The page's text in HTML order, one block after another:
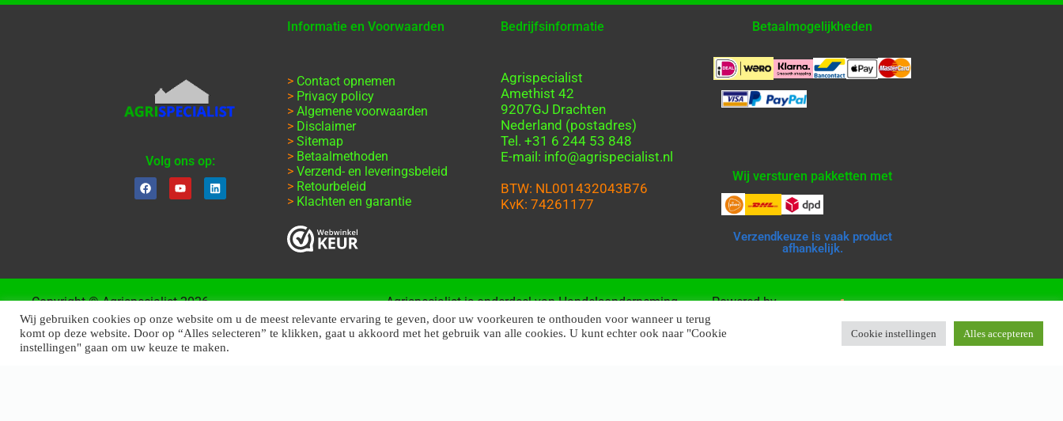
Volg ons op:
Informatie en Voorwaarden
> Contact opnemen
> Privacy policy
>Algemene voorwaarden
> Disclaimer
>Sitemap
> Betaalmethoden
>Verzend- en leveringsbeleid
> Retourbeleid
> Klachten en garantie
Bedrijfsinformatie
Agrispecialist
Amethist 42
9207GJ Drachten
Nederland (postadres)
Tel. +31 6 244 53 848
E-mail: info@agrispecialist.nl
BTW: NL001432043B76
KvK: 74261177
Betaalmogelijkheden
Wij versturen pakketten met
Verzendkeuze is vaak product
afhankelijk.
Copyright © Agrispecialist 2026
Agrispecialist is onderdeel van Handelsonderneming
Friesland
Powered by
Wij gebruiken cookies op onze website om u de meest relevante ervaring te geven, door uw voorkeuren te onthouden voor wanneer u terug
komt op deze website. Door op “Alles selecteren” te klikken, gaat u akkoord met het gebruik van alle cookies. U kunt echter ook naar "Cookie
instellingen" gaan om uw keuze te maken.
Cookie instellingen Alles accepteren